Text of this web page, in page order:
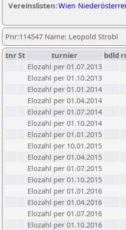
Vereinslisten:Wien
Pnr:114547 Name: Leopold Strobl
tnrSt turnier bdld
Elozahl per 01.07.2013
Elozahl per 01.10.2013
Elozahl per 01.01.2014
Elozahl per 01.04.2014
Elozahl per 01.07.2014
Elozahl per 01.10.2014
Elozahl per 01.01.2015
Elozahl per 10.01.2015
Elozahl per 01.04.2015
Elozahl per 01.07.2015
Elozahl per 01.10.2015
Elozahl per 01.01.2016
Elozahl per 01.04.2016
Elozahl per 01.07.2016
Elozahl per 01.10.2016